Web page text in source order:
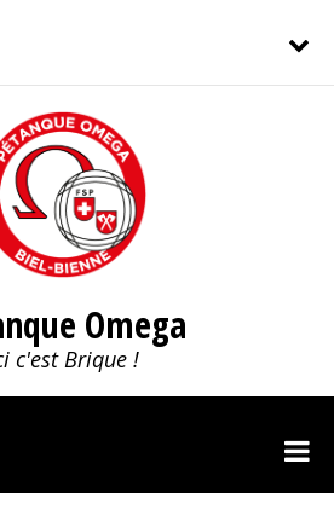
Omega
c'est Brique !